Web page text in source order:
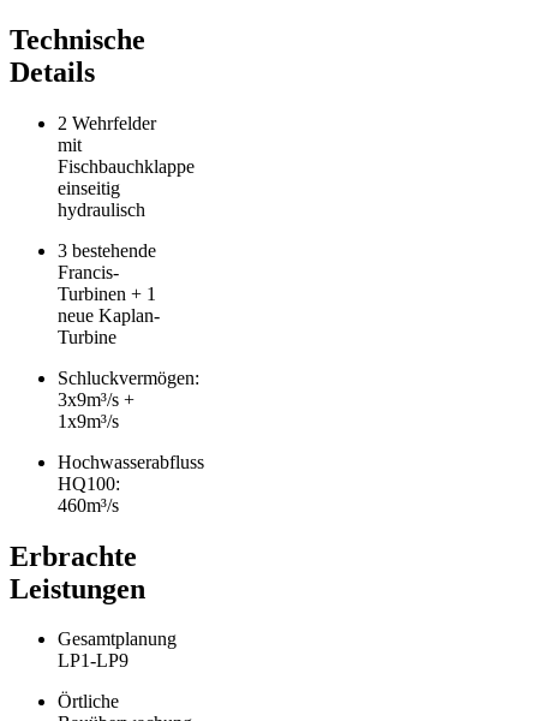
Technische
Details
2 Wehrfelder
mit
Fischbauchklappe
einseitig
hydraulisch
3 bestehende
Francis-
Turbinen + 1
neue Kaplan-
Turbine
Schluckvermögen:
3x9m³/s +
1x9m³/s
Hochwasserabfluss
HQ100:
460m³/s
Erbrachte
Leistungen
Gesamtplanung
LP1-LP9
Örtliche